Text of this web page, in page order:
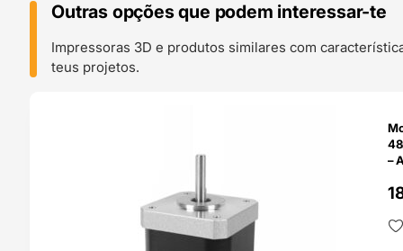
Outras opções que podem interessar-te
Impressoras 3D e produtos similares com
teus projetos.
–